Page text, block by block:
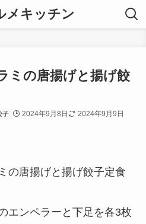
メキッチン
ミの唐揚げと揚げ餃
子 2024年9月8日 2024年9月9日
の唐揚げと揚げ餃子定食
エンペラーと下足を各3枚